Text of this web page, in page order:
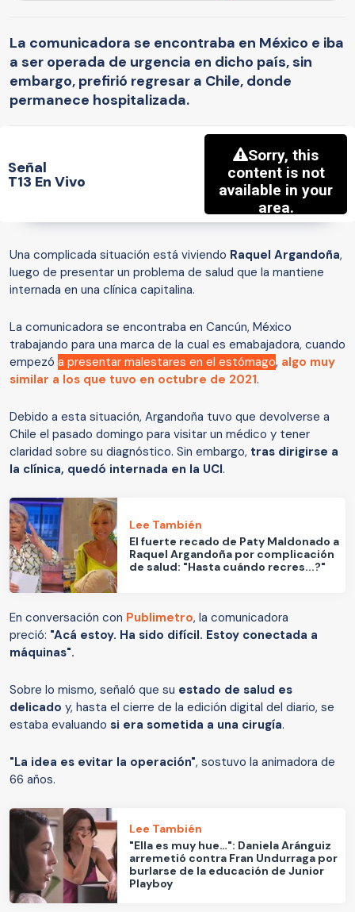
La comunicadora se encontraba en México e iba
a ser operada de urgencia en dicho país, sin
embargo, prefirió regresar a Chile, donde
permanece hospitalizada.
Señal
T13 En Vivo
Una complicada situación está viviendo Raquel Argandoña,
luego de presentar un problema de salud que la mantiene
internada en una clínica capitalina.
La comunicadora se encontraba en Cancún, México
trabajando para una marca de la cual es emabajadora, cuando
empezó a presentar malestares en el estómago, algo muy
similar a los que tuvo en octubre de 2021.
Debido a esta situación, Argandoña tuvo que devolverse a
Chile el pasado domingo para visitar un médico y tener
claridad sobre su diagnóstico. Sin embargo, tras dirigirse a
la clínica, quedó internada en la UCI.
Lee También
El fuerte recado de Paty Maldonado a
Raquel Argandoña por complicación
de salud: "Hasta cuándo recres...?"
En conversación con Publimetro, la comunicadora
preció: "Acá estoy. Ha sido difícil. Estoy conectada a
máquinas".
Sobre lo mismo, señaló que su estado de salud es
delicado y, hasta el cierre de la edición digital del diario, se
estaba evaluando si era sometida a una cirugía.
"La idea es evitar la operación", sostuvo la animadora de
66 años.
Lee También
"Ella es muy hue…": Daniela Aránguiz
arremetió contra Fran Undurraga por
burlarse de la educación de Junior
Playboy